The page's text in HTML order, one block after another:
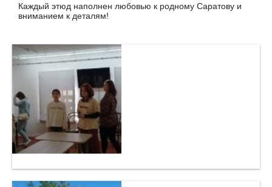
Каждый этюд наполнен любовью к родному Саратову и
вниманием к деталям!